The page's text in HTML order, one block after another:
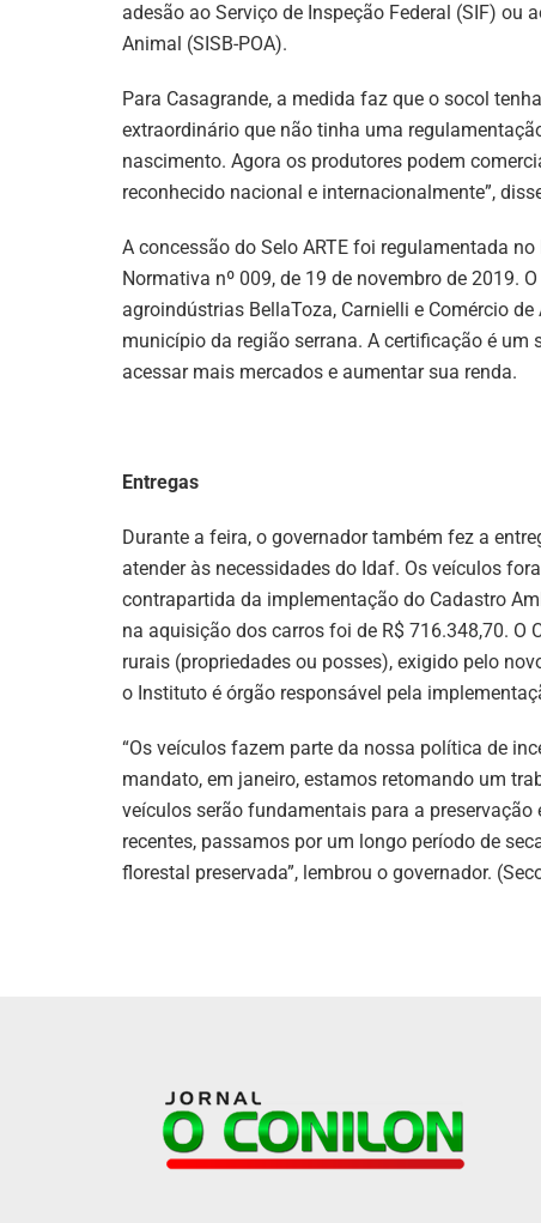
adesão ao Serviço de Inspeção Federal (SIF) ou
Animal (SISB-POA).
Para Casagrande, a medida faz que o socol
extraordinário que não tinha uma
nascimento. Agora os produtores podem
reconhecido nacional e internacionalmente”,
A concessão do Selo ARTE foi regulamentada
Normativa nº 009, de 19 de novembro de 2019.
agroindústrias BellaToza, Carnielli e Comércio
município da região serrana. A certificação é
acessar mais mercados e aumentar sua renda.
Entregas
Durante a feira, o governador também fez a
atender às necessidades do Idaf. Os veículos
contrapartida da implementação do Cadastro
na aquisição dos carros foi de R$ 716.348,70.
rurais (propriedades ou posses), exigido pelo
o Instituto é órgão responsável pela
“Os veículos fazem parte da nossa política de
mandato, em janeiro, estamos retomando um
veículos serão fundamentais para a
recentes, passamos por um longo período de
florestal preservada”, lembrou o governador.